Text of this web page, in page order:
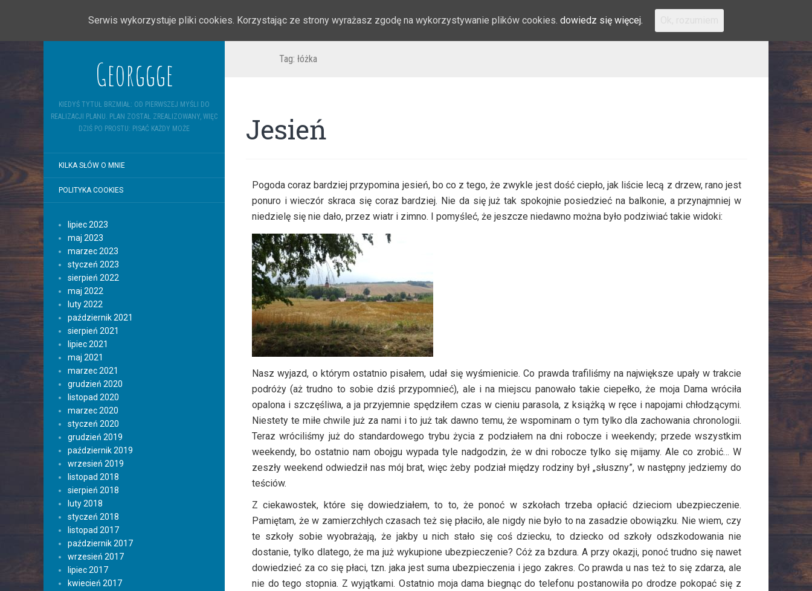
Georggge
KIEDYŚ TYTUŁ BRZMIAŁ: OD PIERWSZEJ MYŚLI DO
REALIZACJI PLANU. PLAN ZOSTAŁ ZREALIZOWANY, WIĘC
DZIŚ PO PROSTU: PISAĆ KAŻDY MOŻE
KILKA SŁÓW O MNIE
POLITYKA COOKIES
lipiec 2023
maj 2023
marzec 2023
styczeń 2023
sierpień 2022
maj 2022
luty 2022
październik 2021
sierpień 2021
lipiec 2021
maj 2021
marzec 2021
grudzień 2020
listopad 2020
marzec 2020
styczeń 2020
grudzień 2019
październik 2019
wrzesień 2019
listopad 2018
sierpień 2018
luty 2018
styczeń 2018
listopad 2017
październik 2017
wrzesień 2017
lipiec 2017
kwiecień 2017
Tag: łóżka
Jesień
Pogoda coraz bardziej przypomina jesień, bo co z tego, że zwykle jest dość ciepło, jak liście lecą z drzew, rano jest
ponuro i wieczór skraca się coraz bardziej. Nie da się już tak spokojnie posiedzieć na balkonie, a przynajmniej w
niedzielę się nie dało, przez wiatr i zimno. I pomyśleć, że jeszcze niedawno można było podziwiać takie widoki:
Nasz wyjazd, o którym ostatnio pisałem, udał się wyśmienicie. Co prawda trafiliśmy na największe upały w trakcie
podróży (aż trudno to sobie dziś przypomnieć), ale i na miejscu panowało takie ciepełko, że moja Dama wróciła
opalona i szczęśliwa, a ja przyjemnie spędziłem czas w cieniu parasola, z książką w ręce i napojami chłodzącymi.
Niestety te miłe chwile już za nami i to już tak dawno temu, że wspominam o tym tylko dla zachowania chronologii.
Teraz wróciliśmy już do standardowego trybu życia z podziałem na dni robocze i weekendy; przede wszystkim
weekendy, bo ostatnio nam obojgu wypada tyle nadgodzin, że w dni robocze tylko się mijamy. Ale co zrobić… W
zeszły weekend odwiedził nas mój brat, więc żeby podział między rodziny był „słuszny”, w następny jedziemy do
teściów.
Z ciekawostek, które się dowiedziałem, to to, że ponoć w szkołach trzeba opłacić dzieciom ubezpieczenie.
Pamiętam, że w zamierzchłych czasach też się płaciło, ale nigdy nie było to na zasadzie obowiązku. Nie wiem, czy
te szkoły sobie wyobrażają, że jakby u nich stało się coś dziecku, to dziecko od szkoły odszkodowania nie
dostanie, tylko dlatego, że ma już wykupione ubezpieczenie? Cóż za bzdura. A przy okazji, ponoć trudno się nawet
dowiedzieć za co się płaci, tzn. jaka jest suma ubezpieczenia i jego zakres. Co prawda u nas też to się zdarza, ale
nie do tego stopnia. Z wyjątkami. Ostatnio moja dama biegnąc do telefonu postanowiła po drodze pokopać się z
Serwis wykorzystuje pliki cookies. Korzystając ze strony wyrażasz zgodę na wykorzystywanie plików cookies. dowiedz się więcej.